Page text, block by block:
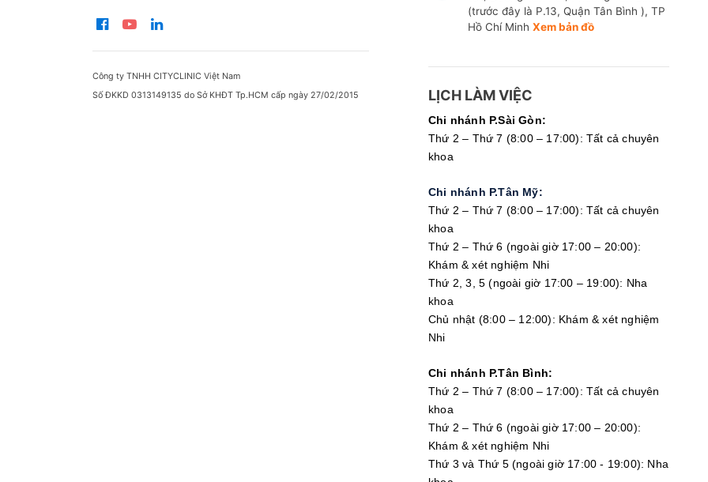
Công ty TNHH CITYCLINIC Việt Nam
Số ĐKKD 0313149135 do Sở KHĐT Tp.HCM cấp ngày 27/02/2015
(trước đây là P.13, Quận Tân Bình ), TP
Hồ Chí Minh Xem bản đồ
LỊCH LÀM VIỆC
Chi nhánh P.Sài Gòn:
Thứ 2 – Thứ 7 (8:00 – 17:00): Tất cả chuyên
khoa
Chi nhánh P.Tân Mỹ:
Thứ 2 – Thứ 7 (8:00 – 17:00): Tất cả chuyên
khoa
Thứ 2 – Thứ 6 (ngoài giờ 17:00 – 20:00):
Khám & xét nghiệm Nhi
Thứ 2, 3, 5 (ngoài giờ 17:00 – 19:00): Nha
khoa
Chủ nhật (8:00 – 12:00): Khám & xét nghiệm
Nhi
Chi nhánh P.Tân Bình:
Thứ 2 – Thứ 7 (8:00 – 17:00): Tất cả chuyên
khoa
Thứ 2 – Thứ 6 (ngoài giờ 17:00 – 20:00):
Khám & xét nghiệm Nhi
Thứ 3 và Thứ 5 (ngoài giờ 17:00 - 19:00): Nha